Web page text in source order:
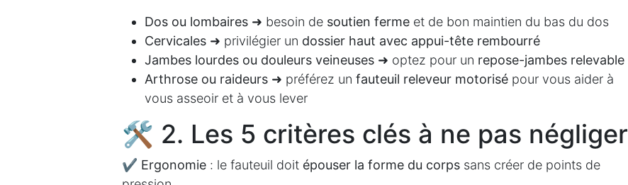
Dos ou lombaires ➜ besoin de soutien ferme et de bon maintien du bas du dos
Cervicales ➜ privilégier un dossier haut avec appui-tête rembourré
Jambes lourdes ou douleurs veineuses ➜ optez pour un repose-jambes relevable
Arthrose ou raideurs ➜ préférez un fauteuil releveur motorisé pour vous aider à
vous asseoir et à vous lever
🛠️ 2. Les 5 critères clés à ne pas négliger
✔ Ergonomie : le fauteuil doit épouser la forme du corps sans créer de points de